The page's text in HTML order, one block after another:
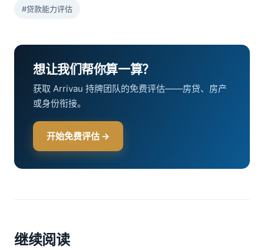
#贷款能力评估
想让我们帮你算一算？
获取 Arrivau 持牌团队的免费评估——房贷、房产
或身份衔接。
开始免费评估 →
继续阅读